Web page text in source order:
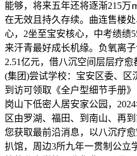
能够，将来五年还将逐渐215万
在无效且持久存续。曲连售楼
心，2坐至宝安核心，中考绩绩
来汗青最好成长机缘。负氧离
2.51亿元，借八沉空间层层疗
(集团)尝试学校：宝安区委、区
到访可领取《全户型细节手册
岗山下低密人居安家公园，
区由罗湖、福田、到南山、再
您获取最前沿消息，以八沉疗
扒馆，周边3所九年一贯制公立